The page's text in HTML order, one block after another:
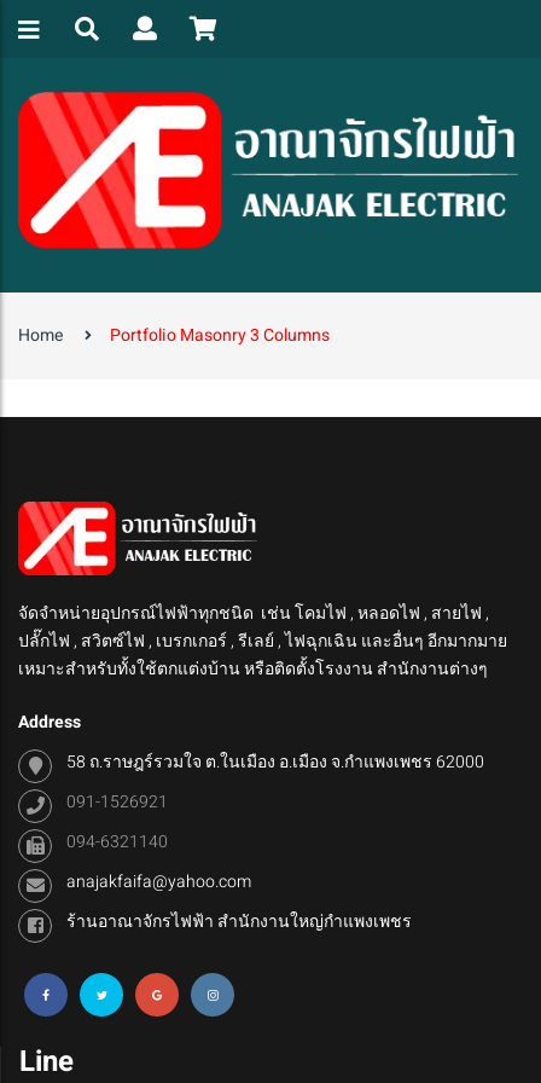
Home Portfolio Masonry 3 Columns
จัดจำหน่ายอุปกรณ์ไฟฟ้าทุกชนิด เช่น โคมไฟ , หลอดไฟ , สายไฟ ,
ปลั๊กไฟ , สวิตซ์ไฟ , เบรกเกอร์ , รีเลย์ , ไฟฉุกเฉิน และอื่นๆ อีกมากมาย
เหมาะสำหรับทั้งใช้ตกแต่งบ้าน หรือติดตั้งโรงงาน สำนักงานต่างๆ
Address
58 ถ.ราษฎร์รวมใจ ต.ในเมือง อ.เมือง จ.กำแพงเพชร 62000
091-1526921
094-6321140
anajakfaifa@yahoo.com
ร้านอาณาจักรไฟฟ้า สำนักงานใหญ่กำแพงเพชร
Line